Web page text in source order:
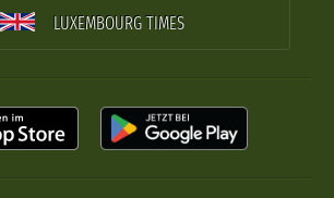
LUXEMBOURG TIMES